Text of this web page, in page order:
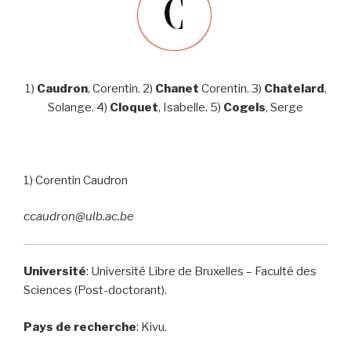
1) Caudron, Corentin. 2) Chanet Corentin. 3) Chatelard,
Solange. 4) Cloquet, Isabelle. 5) Cogels, Serge
1) Corentin Caudron
ccaudron@ulb.ac.be
Université: Université Libre de Bruxelles – Faculté des
Sciences (Post-doctorant).
Pays de recherche: Kivu.